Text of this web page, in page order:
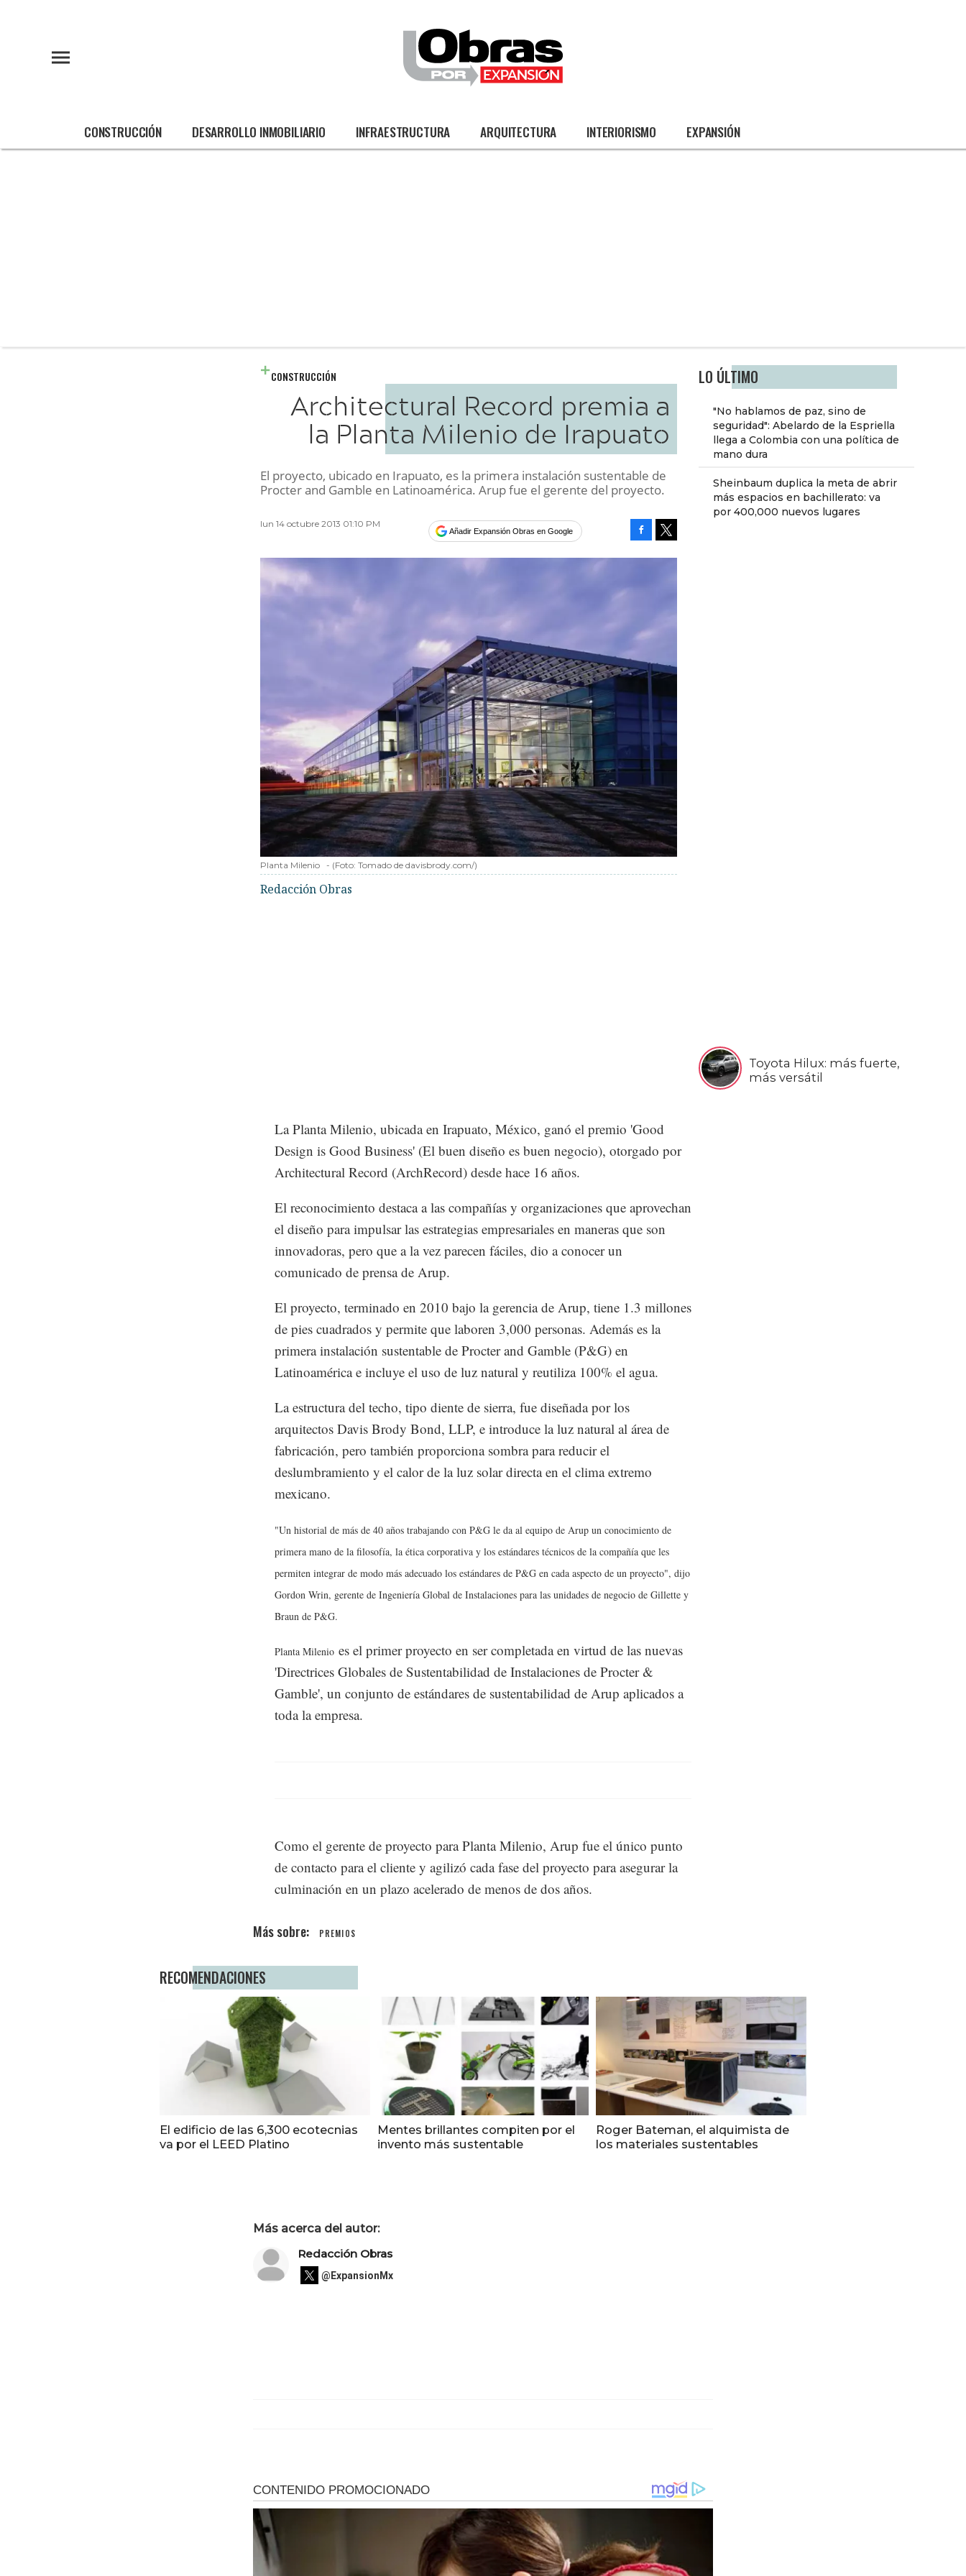
CONSTRUCCIÓN DESARROLLO INMOBILIARIO INFRAESTRUCTURA ARQUITECTURA INTERIORISMO EXPANSIÓN
LO ÚLTIMO
"No hablamos de paz, sino de
seguridad": Abelardo de la Espriella
llega a Colombia con una política de
mano dura
Sheinbaum duplica la meta de abrir
más espacios en bachillerato: va
por 400,000 nuevos lugares
Toyota Hilux: más fuerte,
más versátil
CONSTRUCCIÓN
Architectural Record premia a
la Planta Milenio de Irapuato
El proyecto, ubicado en Irapuato, es la primera instalación sustentable de
Procter and Gamble en Latinoamérica. Arup fue el gerente del proyecto.
lun 14 octubre 2013 01:10 PM
Añadir Expansión Obras en Google
Planta Milenio - (Foto: Tomado de davisbrody.com/)
Redacción Obras
La Planta Milenio, ubicada en Irapuato, México, ganó el premio 'Good
Design is Good Business' (El buen diseño es buen negocio), otorgado por
Architectural Record (ArchRecord) desde hace 16 años.
El reconocimiento destaca a las compañías y organizaciones que aprovechan
el diseño para impulsar las estrategias empresariales en maneras que son
innovadoras, pero que a la vez parecen fáciles, dio a conocer un
comunicado de prensa de Arup.
El proyecto, terminado en 2010 bajo la gerencia de Arup, tiene 1.3 millones
de pies cuadrados y permite que laboren 3,000 personas. Además es la
primera instalación sustentable de Procter and Gamble (P&G) en
Latinoamérica e incluye el uso de luz natural y reutiliza 100% el agua.
La estructura del techo, tipo diente de sierra, fue diseñada por los
arquitectos Davis Brody Bond, LLP, e introduce la luz natural al área de
fabricación, pero también proporciona sombra para reducir el
deslumbramiento y el calor de la luz solar directa en el clima extremo
mexicano.
"Un historial de más de 40 años trabajando con P&G le da al equipo de Arup un conocimiento de
primera mano de la filosofía, la ética corporativa y los estándares técnicos de la compañía que les
permiten integrar de modo más adecuado los estándares de P&G en cada aspecto de un proyecto", dijo
Gordon Wrin, gerente de Ingeniería Global de Instalaciones para las unidades de negocio de Gillette y
Braun de P&G.
Planta Milenio es el primer proyecto en ser completada en virtud de las nuevas
'Directrices Globales de Sustentabilidad de Instalaciones de Procter &
Gamble', un conjunto de estándares de sustentabilidad de Arup aplicados a
toda la empresa.
Como el gerente de proyecto para Planta Milenio, Arup fue el único punto
de contacto para el cliente y agilizó cada fase del proyecto para asegurar la
culminación en un plazo acelerado de menos de dos años.
PREMIOS
RECOMENDACIONES
El edificio de las 6,300 ecotecnias
va por el LEED Platino
Mentes brillantes compiten por el
invento más sustentable
Roger Bateman, el alquimista de
los materiales sustentables
Más acerca del autor:
Redacción Obras
@ExpansionMx